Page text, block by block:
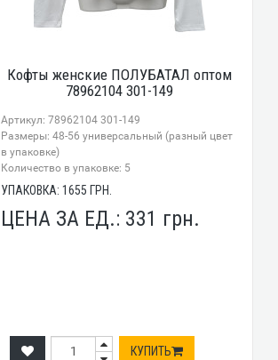
Кофты женские ПОЛУБАТАЛ оптом
78962104 301-149
Артикул: 78962104 301-149
Размеры: 48-56 универсальный (разный цвет
в упаковке)
Количество в упаковке: 5
УПАКОВКА:1655 ГРН.
ЦЕНА ЗА ЕД.: 331 грн.
КУПИТЬ